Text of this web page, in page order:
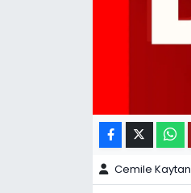
Cemile Kaytan